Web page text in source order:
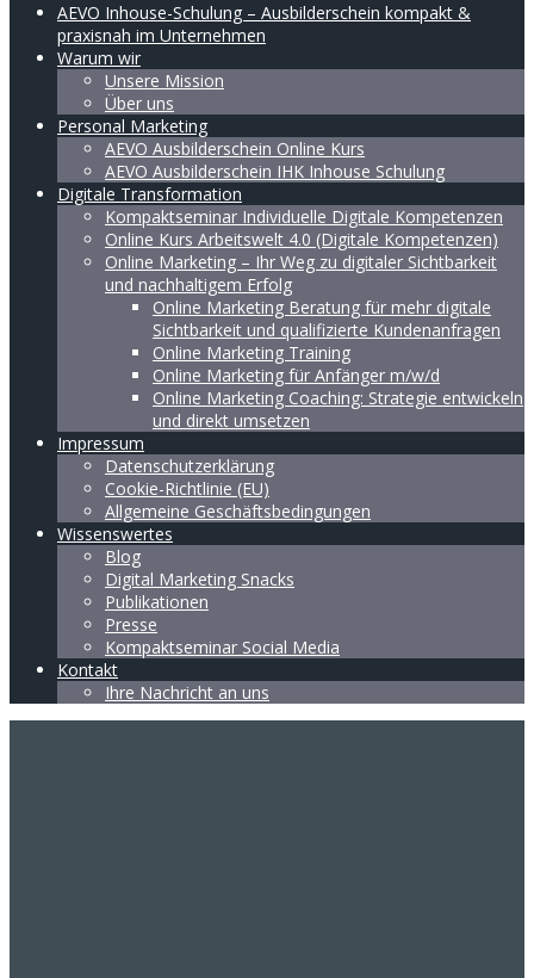
AEVO Inhouse-Schulung – Ausbilderschein kompakt &
praxisnah im Unternehmen
Warum wir
Unsere Mission
Über uns
Personal Marketing
AEVO Ausbilderschein Online Kurs
AEVO Ausbilderschein IHK Inhouse Schulung
Digitale Transformation
Kompaktseminar Individuelle Digitale Kompetenzen
Online Kurs Arbeitswelt 4.0 (Digitale Kompetenzen)
Online Marketing – Ihr Weg zu digitaler Sichtbarkeit
und nachhaltigem Erfolg
Online Marketing Beratung für mehr digitale
Sichtbarkeit und qualifizierte Kundenanfragen
Online Marketing Training
Online Marketing für Anfänger m/w/d
Online Marketing Coaching: Strategie entwickeln
und direkt umsetzen
Impressum
Datenschutzerklärung
Cookie-Richtlinie (EU)
Allgemeine Geschäftsbedingungen
Wissenswertes
Blog
Digital Marketing Snacks
Publikationen
Presse
Kompaktseminar Social Media
Kontakt
Ihre Nachricht an uns